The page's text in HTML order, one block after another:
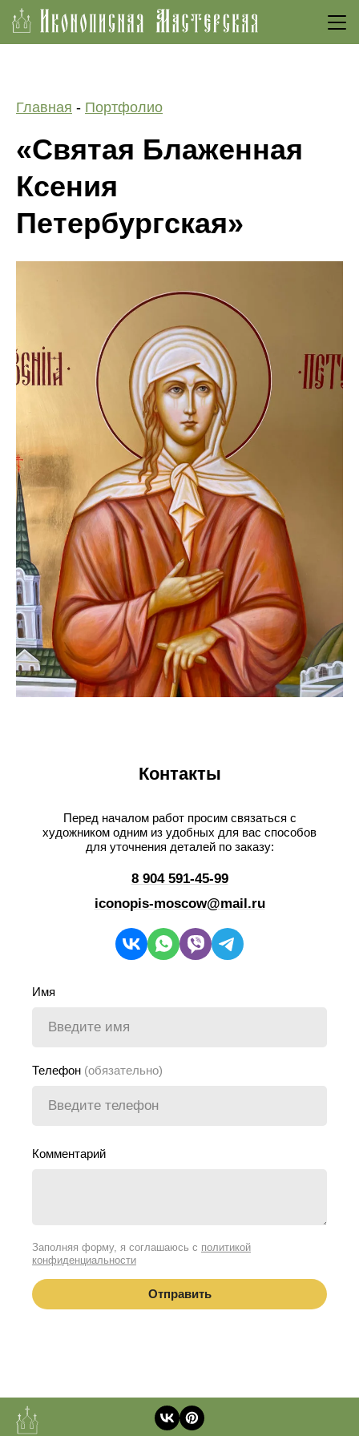
Главная - Портфолио
«Святая Блаженная
Ксения
Петербургская»
Контакты
Перед началом работ просим связаться с
художником одним из удобных для вас способов
для уточнения деталей по заказу:
8 904 591-45-99
iconopis-moscow@mail.ru
Имя
Телефон (обязательно)
Комментарий
Заполняя форму, я соглашаюсь с политикой
конфиденциальности